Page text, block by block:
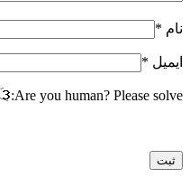
نام *
ایمیل *
Are you human? Please solve: